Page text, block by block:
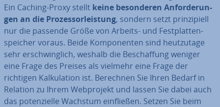
Ein Caching-Proxy stellt keine be­son­de­ren An­for­de­run­
gen an die Pro­zes­sor­leis­tung, sondern setzt prin­zi­pi­ell
nur die passende Größe von Arbeits- und Fest­plat­ten­
spei­cher voraus. Beide Kom­po­nen­ten sind heut­zu­ta­ge
sehr er­schwing­lich, weshalb die Be­schaf­fung weniger
eine Frage des Preises als vielmehr eine Frage der
richtigen Kal­ku­la­ti­on ist. Berechnen Sie Ihren Bedarf in
Relation zu Ihrem Web­pro­jekt und lassen Sie dabei auch
das po­ten­zi­el­le Wachstum ein­flie­ßen. Setzen Sie beim